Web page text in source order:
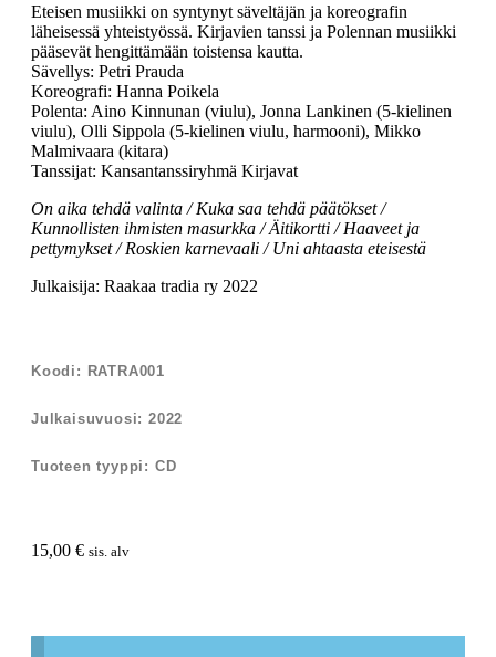
Eteisen musiikki on syntynyt säveltäjän ja koreografin
läheisessä yhteistyössä. Kirjavien tanssi ja Polennan musiikki
pääsevät hengittämään toistensa kautta.
Sävellys: Petri Prauda
Koreografi: Hanna Poikela
Polenta: Aino Kinnunan (viulu), Jonna Lankinen (5-kielinen
viulu), Olli Sippola (5-kielinen viulu, harmooni), Mikko
Malmivaara (kitara)
Tanssijat: Kansantanssiryhmä Kirjavat
On aika tehdä valinta / Kuka saa tehdä päätökset /
Kunnollisten ihmisten masurkka / Äitikortti / Haaveet ja
pettymykset / Roskien karnevaali / Uni ahtaasta eteisestä
Julkaisija: Raakaa tradia ry 2022
Koodi: RATRA001
Julkaisuvuosi: 2022
Tuoteen tyyppi: CD
15,00 € sis. alv